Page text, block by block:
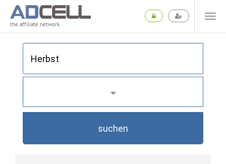
the affiliate network
suchen